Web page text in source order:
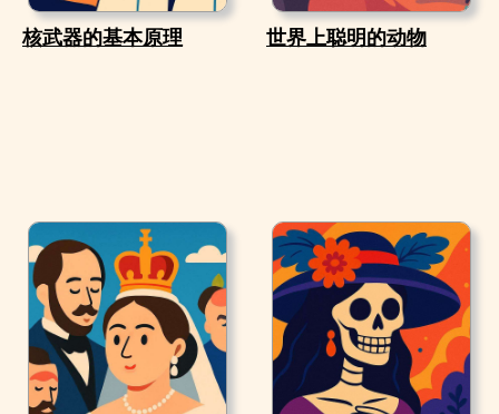
核武器的基本原理 世界上聪明的动物